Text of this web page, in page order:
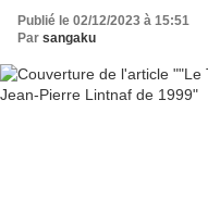
Publié le 02/12/2023 à 15:51
Par sangaku